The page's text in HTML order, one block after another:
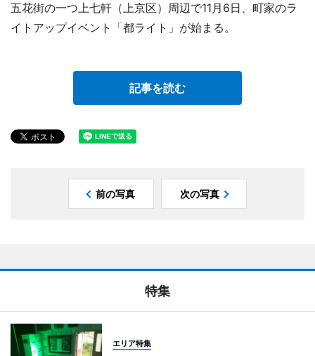
五花街の一つ上七軒（上京区）周辺で11月6日、町家のラ
イトアップイベント「都ライト」が始まる。
記事を読む
前の写真 次の写真
特集
エリア特集